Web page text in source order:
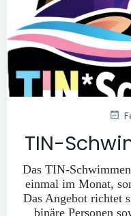
TIN-
Das TIN-
einmal im Monat,
Das Angebot richtet
binäre Personen